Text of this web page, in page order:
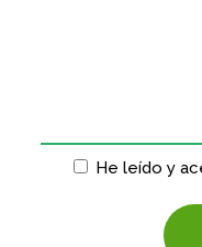
He leído y